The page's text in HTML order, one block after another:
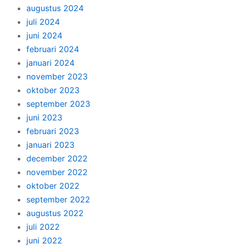
augustus 2024
juli 2024
juni 2024
februari 2024
januari 2024
november 2023
oktober 2023
september 2023
juni 2023
februari 2023
januari 2023
december 2022
november 2022
oktober 2022
september 2022
augustus 2022
juli 2022
juni 2022